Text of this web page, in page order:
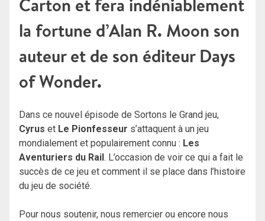
Carton et fera indéniablement
la fortune d’Alan R. Moon son
auteur et de son éditeur Days
of Wonder.
Dans ce nouvel épisode de Sortons le Grand jeu,
Cyrus et Le Pionfesseur s’attaquent à un jeu
mondialement et populairement connu : Les
Aventuriers du Rail . L’occasion de voir ce qui a fait le
succès de ce jeu et comment il se place dans l’histoire
du jeu de société.
Pour nous soutenir, nous remercier ou encore nous